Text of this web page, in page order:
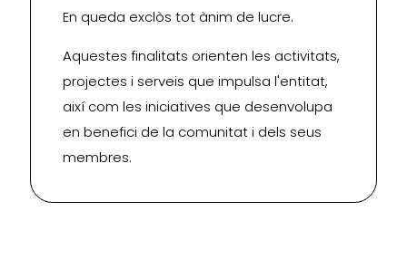
En queda exclòs tot ànim de lucre.
Aquestes finalitats orienten les activitats,
projectes i serveis que impulsa l'entitat,
així com les iniciatives que desenvolupa
en benefici de la comunitat i dels seus
membres.